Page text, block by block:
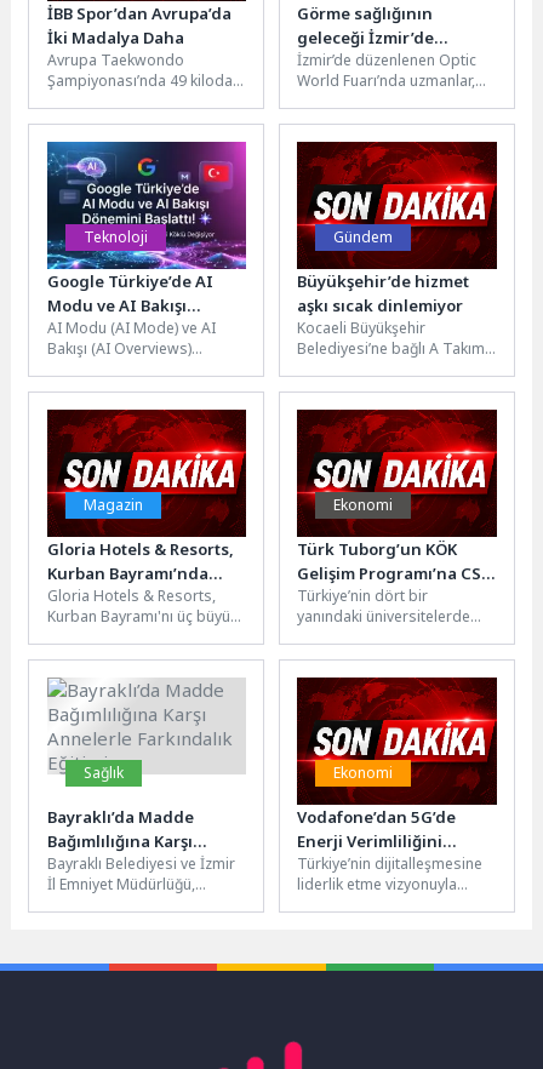
İBB Spor’dan Avrupa’da
İki Madalya Daha
Avrupa Taekwondo
Şampiyonası’nda 49 kiloda
Kulübü sporcusu Elif Sude
Akgül, finalde...
Görme sağlığının
geleceği İzmir’de
konuşuldu
İzmir’de düzenlenen Optic
World Fuarı’nda uzmanlar,
artan miyopi vakalarına
dikkat çekerek erken...
Teknoloji
Google Türkiye’de AI
Modu ve AI Bakışı
Dönemini Başlattı!
AI Modu (AI Mode) ve AI
Bakışı (AI Overviews)
kullanıcılara kademeli olarak
açtı....
Gündem
Büyükşehir’de hizmet
aşkı sıcak dinlemiyor
Kocaeli Büyükşehir
Belediyesi’ne bağlı A Takımı
sıcaklarına rağmen kent
genelindeki üst geçitlerde...
Magazin
Gloria Hotels & Resorts,
Kurban Bayramı’nda
Arem Arman, Alya ve
Emre Altuğ’u Ağırladı
Gloria Hotels & Resorts,
Kurban Bayramı'nı üç büyük
Mayıs tarihleri arasında G-
Venture...
Ekonomi
Türk Tuborg’un KÖK
Gelişim Programı’na CSR
Excellence Awards’tan
Uluslararası Ödül
Türkiye’nin dört bir
yanındaki üniversitelerde
kadın mühendis adaylarının
yiyecek...
Sağlık
Bayraklı’da Madde
Bağımlılığına Karşı
Annelerle Farkındalık
Eğitimi
Bayraklı Belediyesi ve İzmir
İl Emniyet Müdürlüğü,
amacıyla önemli...
Ekonomi
Vodafone’dan 5G’de
Enerji Verimliliğini
Yeniden Tanımlayan
Teknoloji
Türkiye’nin dijitalleşmesine
liderlik etme vizyonuyla
devam ediyor. Vodafone,...